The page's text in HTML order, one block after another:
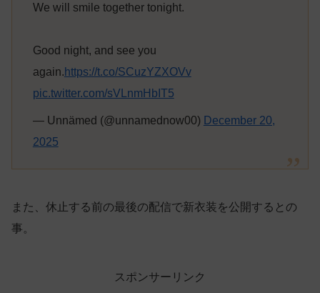
We will smile together tonight.
Good night, and see you
again. https://t.co/SCuzYZXOVv
pic.twitter.com/sVLnmHbIT5
— Unnämed (@unnamednow00) December 20,
2025
また、休止する前の最後の配信で新衣装を公開するとの
事。
スポンサーリンク